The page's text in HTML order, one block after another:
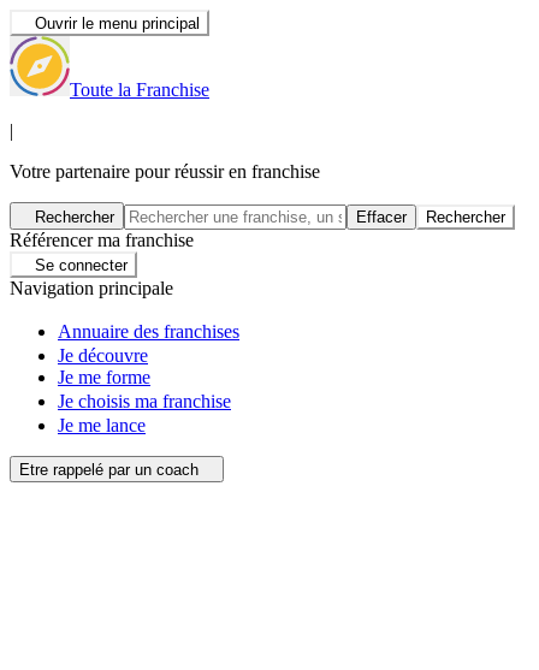
Ouvrir le menu principal
Toute la Franchise
|
Votre partenaire pour réussir en franchise
Rechercher Effacer Rechercher
Référencer ma franchise
Se connecter
Navigation principale
Annuaire des franchises
Je découvre
Je me forme
Je choisis ma franchise
Je me lance
Etre rappelé par un coach